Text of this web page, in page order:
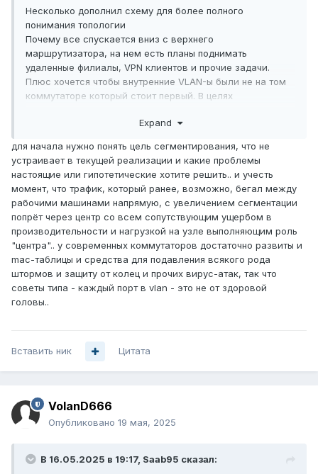
Несколько дополнил схему для более полного
понимания топологии
Почему все спускается вниз с верхнего
маршрутизатора, на нем есть планы поднимать
удаленные филиалы, VPN клиентов и прочие задачи.
Плюс хочется чтобы внутренние VLAN-ы были не на том
коммутаторе который стоит первый. В целях
перетекает в сторону архитектуры
Expand
для начала нужно понять цель сегментирования, что не
устраивает в текущей реализации и какие проблемы
настоящие или гипотетические хотите решить.. и учесть
момент, что трафик, который ранее, возможно, бегал между
рабочими машинами напрямую, с увеличением сегментации
попрёт через центр со всем сопутствующим ущербом в
производительности и нагрузкой на узле выполняющим роль
"центра".. у современных коммутаторов достаточно развиты и
mac-таблицы и средства для подавления всякого рода
штормов и защиту от колец и прочих вирус-атак, так что
советы типа - каждый порт в vlan - это не от здоровой
головы..
Вставить ник Цитата
VolanD666
Опубликовано 19 мая, 2025
В 16.05.2025 в 19:17, Saab95 сказал: